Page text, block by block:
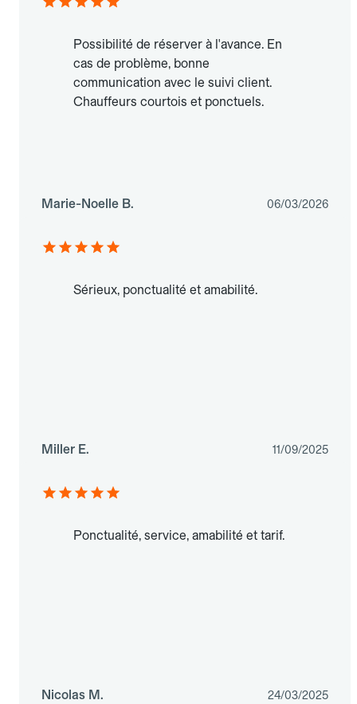
Possibilité de réserver à l'avance. En
cas de problème, bonne
communication avec le suivi client.
Chauffeurs courtois et ponctuels.
Marie-Noelle B. 06/03/2026
Sérieux, ponctualité et amabilité.
Miller E. 11/09/2025
Ponctualité, service, amabilité et tarif.
Nicolas M. 24/03/2025